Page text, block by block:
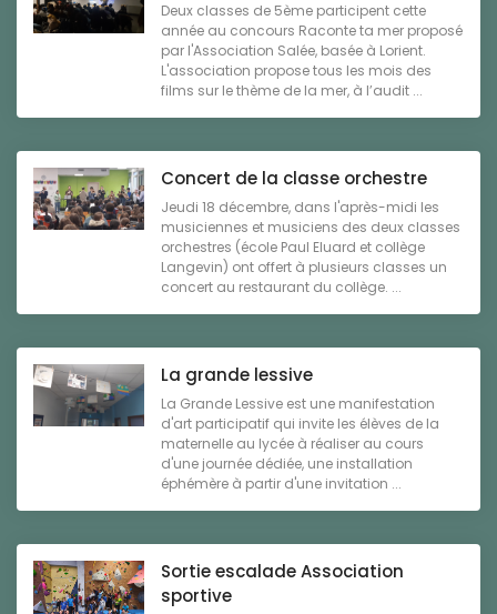
Deux classes de 5ème participent cette
année au concours Raconte ta mer proposé
par l'Association Salée, basée à Lorient.
L'association propose tous les mois des
films sur le thème de la mer, à l’audit ...
Concert de la classe orchestre
Jeudi 18 décembre, dans l'après-midi les
musiciennes et musiciens des deux classes
orchestres (école Paul Eluard et collège
Langevin) ont offert à plusieurs classes un
concert au restaurant du collège. ...
La grande lessive
La Grande Lessive est une manifestation
d'art participatif qui invite les élèves de la
maternelle au lycée à réaliser au cours
d'une journée dédiée, une installation
éphémère à partir d'une invitation ...
Sortie escalade Association
sportive